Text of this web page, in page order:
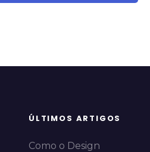
ÚLTIMOS ARTIGOS
Como o Design